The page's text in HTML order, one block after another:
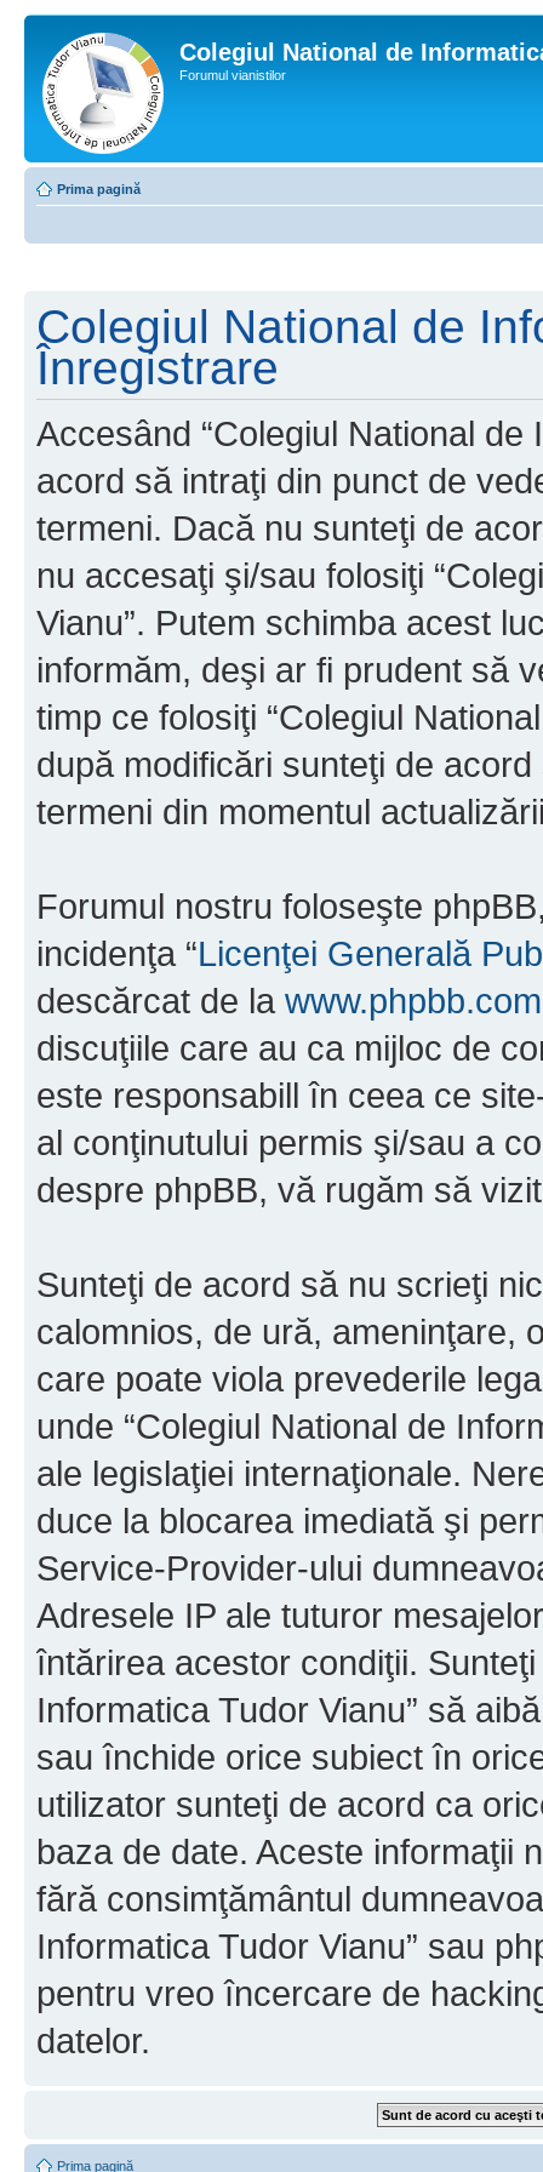
Colegiul National de
Forumul vianistilor
Prima pagină
Colegiul National de
Înregistrare
Accesând “Colegiul National de
acord să intraţi din punct de
termeni. Dacă nu sunteţi de
nu accesaţi şi/sau folosiţi
Vianu”. Putem schimba acest
informăm, deşi ar fi prudent să
timp ce folosiţi “Colegiul
după modificări sunteţi de
termeni din momentul
Forumul nostru foloseşte
incidenţa “Licenţei Generală
descărcat de la www.phpbb.com
discuţiile care au ca mijloc de
este responsabill în ceea ce
al conţinutului permis şi/sau a
despre phpBB, vă rugăm să
Sunteţi de acord să nu scrieţi
calomnios, de ură, ameninţare,
care poate viola prevederile
unde “Colegiul National de
ale legislaţiei internaţionale.
duce la blocarea imediată şi
Service-Provider-ului
Adresele IP ale tuturor
întărirea acestor condiţii.
Informatica Tudor Vianu” să
sau închide orice subiect în
utilizator sunteţi de acord ca
baza de date. Aceste informaţii
fără consimţământul
Informatica Tudor Vianu” sau
pentru vreo încercare de
datelor.
Prima pagină